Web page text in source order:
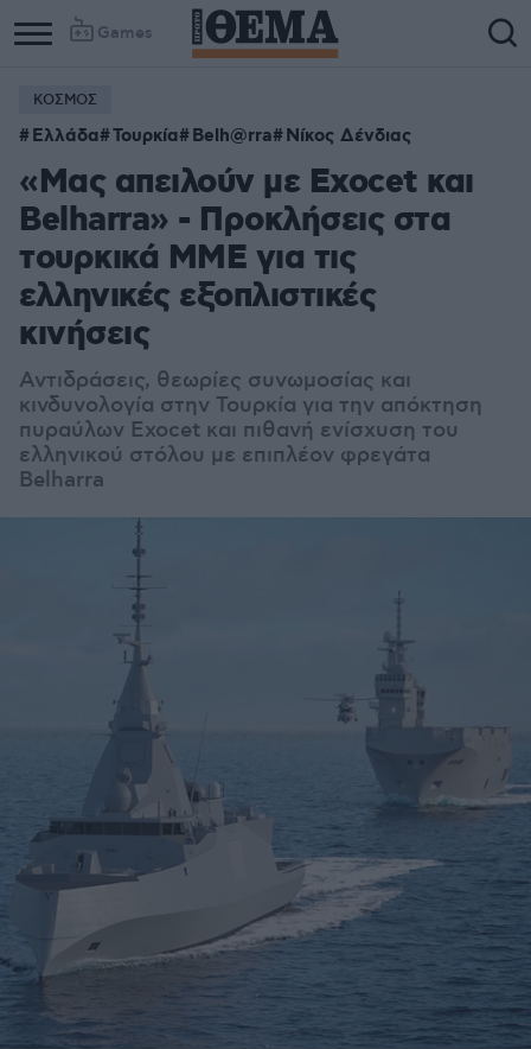
Games
ΚΟΣΜΟΣ
Ελλάδα Τουρκία Belh@rra Νίκος Δένδιας
«Μας απειλούν με Exocet και
Belharra» - Προκλήσεις στα
τουρκικά ΜΜΕ για τις
ελληνικές εξοπλιστικές
κινήσεις
Αντιδράσεις, θεωρίες συνωμοσίας και
κινδυνολογία στην Τουρκία για την απόκτηση
πυραύλων Exocet και πιθανή ενίσχυση του
ελληνικού στόλου με επιπλέον φρεγάτα
Belharra